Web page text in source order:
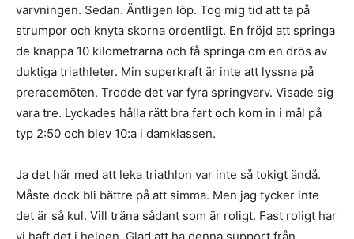
varvningen. Sedan. Äntligen löp. Tog mig tid att ta på
strumpor och knyta skorna ordentligt. En fröjd att springa
de knappa 10 kilometrarna och få springa om en drös av
duktiga triathleter. Min superkraft är inte att lyssna på
preracemöten. Trodde det var fyra springvarv. Visade sig
vara tre. Lyckades hålla rätt bra fart och kom in i mål på
typ 2:50 och blev 10:a i damklassen.
Ja det här med att leka triathlon var inte så tokigt ändå.
Måste dock bli bättre på att simma. Men jag tycker inte
det är så kul. Vill träna sådant som är roligt. Fast roligt har